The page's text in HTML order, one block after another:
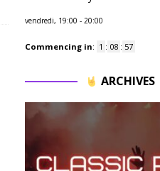
vendredi, 19:00 - 20:00
Commencing in: 1 : 08 : 56
ARCHIVES